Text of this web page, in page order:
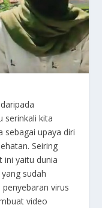
serinkali kita
sebagai upaya diri
Seiring
ini yaitu dunia
sudah
virus
video